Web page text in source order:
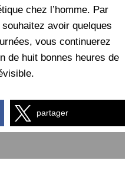
chez l’homme. Par
avoir quelques
vous continuerez
de huit bonnes heures de
partager